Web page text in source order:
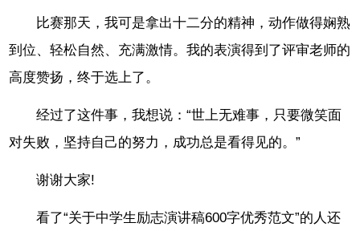
比赛那天，我可是拿出十二分的精神，动作做得娴熟
到位、轻松自然、充满激情。我的表演得到了评审老师的
高度赞扬，终于选上了。
经过了这件事，我想说：“世上无难事，只要微笑面
对失败，坚持自己的努力，成功总是看得见的。”
谢谢大家!
看了“关于中学生励志演讲稿600字优秀范文”的人还